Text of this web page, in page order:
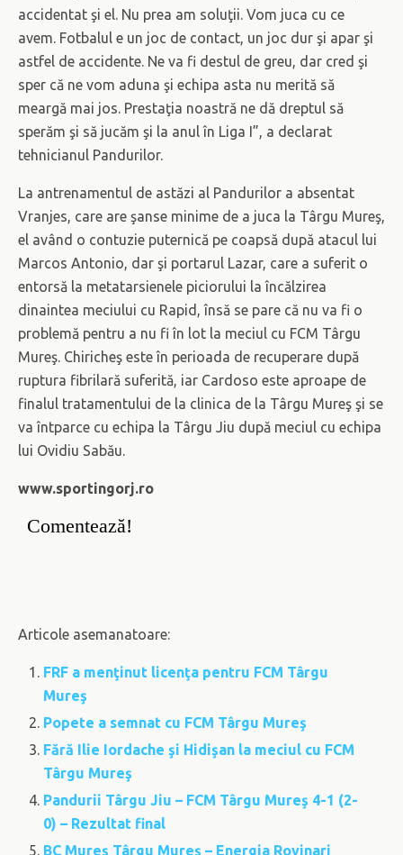
accidentat şi el. Nu prea am soluţii. Vom juca cu ce
avem. Fotbalul e un joc de contact, un joc dur şi apar şi
astfel de accidente. Ne va fi destul de greu, dar cred şi
sper că ne vom aduna şi echipa asta nu merită să
meargă mai jos. Prestaţia noastră ne dă dreptul să
sperăm şi să jucăm şi la anul în Liga I”, a declarat
tehnicianul Pandurilor.
La antrenamentul de astăzi al Pandurilor a absentat
Vranjes, care are şanse minime de a juca la Târgu Mureş,
el având o contuzie puternică pe coapsă după atacul lui
Marcos Antonio, dar şi portarul Lazar, care a suferit o
entorsă la metatarsienele piciorului la încălzirea
dinaintea meciului cu Rapid, însă se pare că nu va fi o
problemă pentru a nu fi în lot la meciul cu FCM Târgu
Mureş. Chiricheş este în perioada de recuperare după
ruptura fibrilară suferită, iar Cardoso este aproape de
finalul tratamentului de la clinica de la Târgu Mureş şi se
va întparce cu echipa la Târgu Jiu după meciul cu echipa
lui Ovidiu Sabău.
www.sportingorj.ro
Comentează!
Articole asemanatoare:
FRF a menţinut licenţa pentru FCM Târgu
Mureş
Popete a semnat cu FCM Târgu Mureş
Fără Ilie Iordache şi Hidişan la meciul cu FCM
Târgu Mureş
Pandurii Târgu Jiu – FCM Târgu Mureş 4-1 (2-
0) – Rezultat final
BC Mureş Târgu Mureş – Energia Rovinari